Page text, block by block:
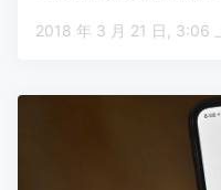
2018 年 3 月 21